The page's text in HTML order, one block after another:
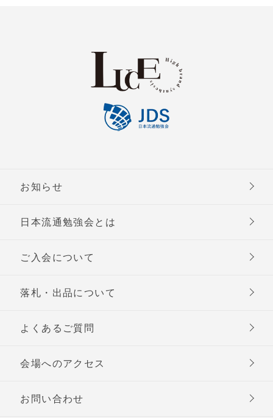
お知らせ
日本流通勉強会とは
ご入会について
落札・出品について
よくあるご質問
会場へのアクセス
お問い合わせ